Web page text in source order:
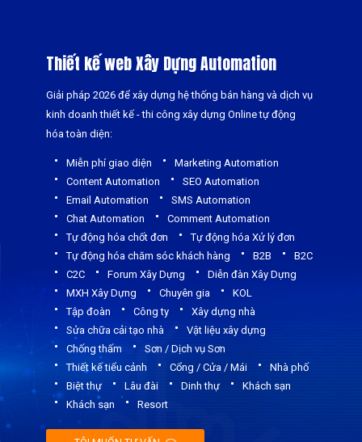
Thiết kế web Xây Dựng Automation
Giải pháp 2026 để xây dựng hệ thống bán hàng và dịch vụ
kinh doanh thiết kế - thi công xây dựng Online tự động
hóa toàn diện:
Miễn phí giao diện
Marketing Automation
Content Automation
SEO Automation
Email Automation
SMS Automation
Chat Automation
Comment Automation
Tự động hóa chốt đơn
Tự động hóa Xử lý đơn
Tự động hóa chăm sóc khách hàng
B2B
B2C
C2C
Forum Xây Dựng
Diễn đàn Xây Dựng
MXH Xây Dựng
Chuyên gia
KOL
Tập đoàn
Công ty
Xây dựng nhà
Sửa chữa cải tạo nhà
Vật liệu xây dựng
Chống thấm
Sơn / Dịch vụ Sơn
Thiết kế tiểu cảnh
Cổng / Cửa / Mái
Nhà phố
Biệt thự
Lâu đài Dinh thự
Khách sạn
Khách sạn
Resort